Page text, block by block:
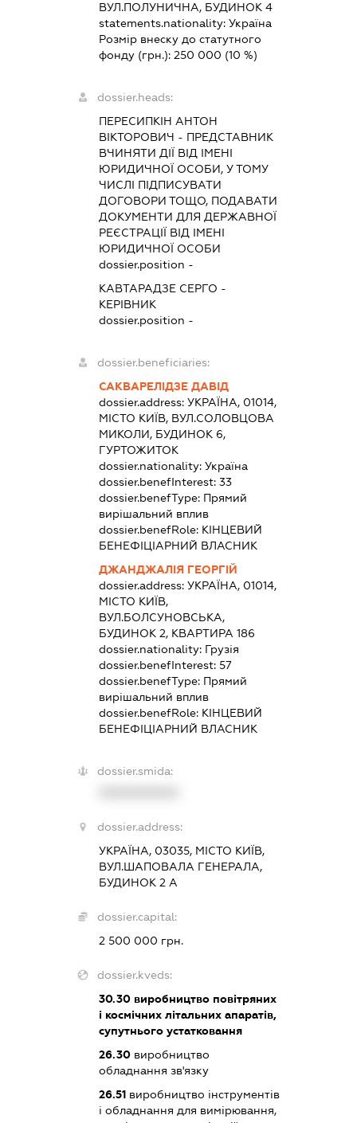
ВУЛ.ПОЛУНИЧНА, БУДИНОК 4
statements.nationality: Україна
Розмір внеску до статутного
фонду (грн.): 250 000 (10 %)
dossier.heads:
ПЕРЕСИПКІН АНТОН
ВІКТОРОВИЧ - ПРЕДСТАВНИК
ВЧИНЯТИ ДІЇ ВІД ІМЕНІ
ЮРИДИЧНОЇ ОСОБИ, У ТОМУ
ЧИСЛІ ПІДПИСУВАТИ
ДОГОВОРИ ТОЩО, ПОДАВАТИ
ДОКУМЕНТИ ДЛЯ ДЕРЖАВНОЇ
РЕЄСТРАЦІЇ ВІД ІМЕНІ
ЮРИДИЧНОЇ ОСОБИ
dossier.position -
КАВТАРАДЗЕ СЕРГО -
КЕРІВНИК
dossier.position -
dossier.beneficiaries:
САКВАРЕЛІДЗЕ ДАВІД
dossier.address: УКРАЇНА, 01014,
МІСТО КИЇВ, ВУЛ.СОЛОВЦОВА
МИКОЛИ, БУДИНОК 6,
ГУРТОЖИТОК
dossier.nationality: Україна
dossier.benefInterest: 33
dossier.benefType: Прямий
вирішальний вплив
dossier.benefRole: КІНЦЕВИЙ
БЕНЕФІЦІАРНИЙ ВЛАСНИК
ДЖАНДЖАЛІЯ ГЕОРГІЙ
dossier.address: УКРАЇНА, 01014,
МІСТО КИЇВ,
ВУЛ.БОЛСУНОВСЬКА,
БУДИНОК 2, КВАРТИРА 186
dossier.nationality: Грузія
dossier.benefInterest: 57
dossier.benefType: Прямий
вирішальний вплив
dossier.benefRole: КІНЦЕВИЙ
БЕНЕФІЦІАРНИЙ ВЛАСНИК
dossier.smida:
dossier.address:
УКРАЇНА, 03035, МІСТО КИЇВ,
ВУЛ.ШАПОВАЛА ГЕНЕРАЛА,
БУДИНОК 2 А
dossier.capital:
2 500 000 грн.
dossier.kveds:
30.30виробництво повітряних
і космічних літальних апаратів,
супутнього устатковання
26.30виробництво
обладнання зв'язку
26.51виробництво інструментів
і обладнання для вимірювання,